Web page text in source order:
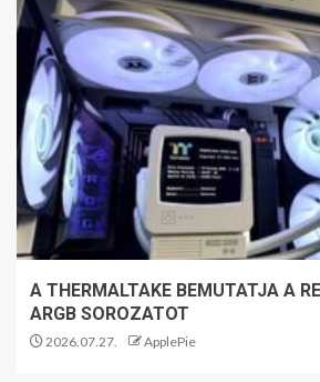
A THERMALTAKE BEMUTATJA A
ARGB SOROZATOT
2026.07.27. ApplePie